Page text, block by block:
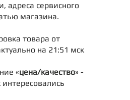
адреса сервисного
магазина.
товара от
на 21:51 мск
«цена/качество» -